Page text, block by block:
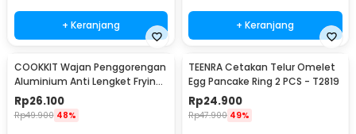
+ Keranjang + Keranjang
COOKKIT Wajan Penggorengan
Aluminium Anti Lengket Frying
Pan 12cm - KC0410
Rp26.100
Rp49.900 48%
TEENRA Cetakan Telur Omelet
Egg Pancake Ring 2 PCS - T2819
Rp24.900
Rp47.900 49%